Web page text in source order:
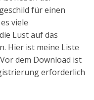
für einen
viele
Lust auf das
Hier ist meine Liste
dem Download ist
erforderlich